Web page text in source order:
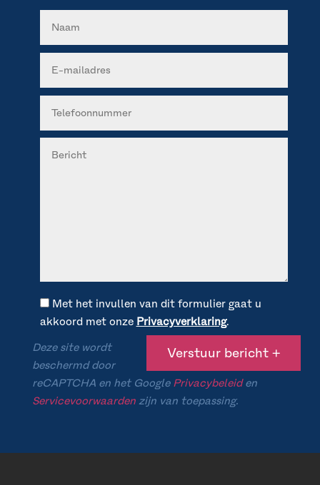
Met het invullen van dit formulier gaat u
akkoord met onze Privacyverklaring.
Deze site wordt
beschermd door
reCAPTCHA en het Google Privacybeleiden
Servicevoorwaardenzijn van toepassing.